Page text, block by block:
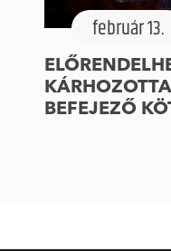
február 13.
BEFEJEZŐ